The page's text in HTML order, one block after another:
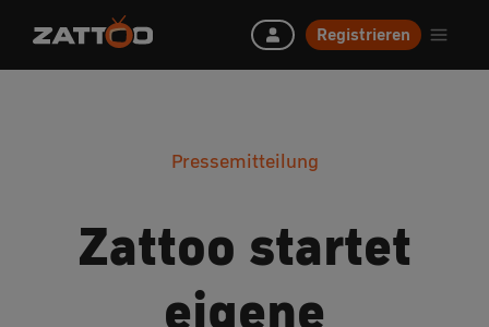
Registrieren
Pressemitteilung
Zattoo startet
eigene